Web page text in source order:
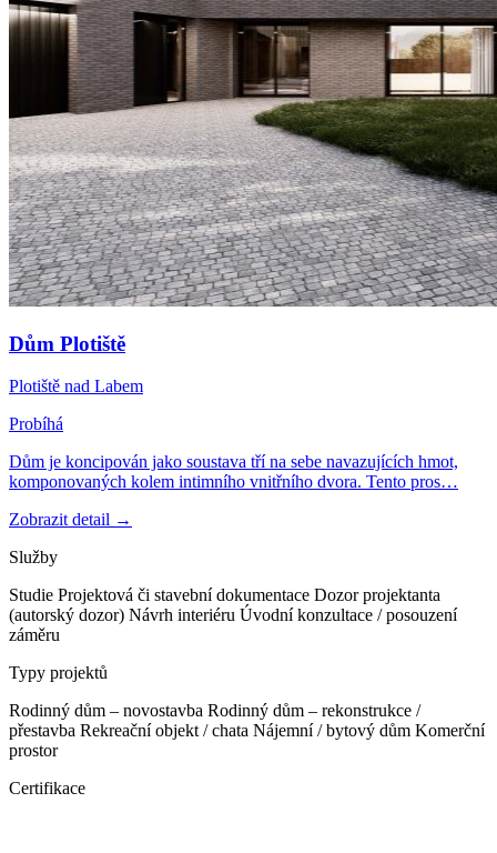
Dům Plotiště
Plotiště nad Labem
Probíhá
Dům je koncipován jako soustava tří na sebe navazujících hmot,
komponovaných kolem intimního vnitřního dvora. Tento pros…
Zobrazit detail →
Služby
Studie Projektová či stavební dokumentace Dozor projektanta
(autorský dozor) Návrh interiéru Úvodní konzultace / posouzení
záměru
Typy projektů
Rodinný dům – novostavba Rodinný dům – rekonstrukce /
přestavba Rekreační objekt / chata Nájemní / bytový dům Komerční
prostor
Certifikace